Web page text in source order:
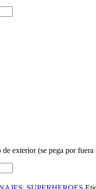
exterior (se pega por fuera